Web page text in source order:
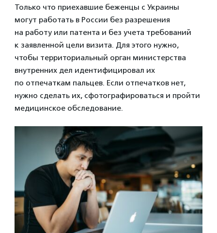
Только что приехавшие беженцы с Украины
могут работать в России без разрешения
на работу или патента и без учета требований
к заявленной цели визита. Для этого нужно,
чтобы территориальный орган министерства
внутренних дел идентифицировал их
по отпечаткам пальцев. Если отпечатков нет,
нужно сделать их, сфотографироваться и пройти
медицинское обследование.